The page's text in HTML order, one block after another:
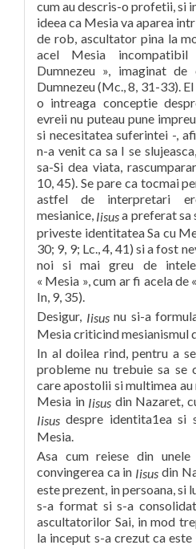
cum au descris-o profetii, si
ideea ca Mesia va aparea
de rob, ascultator pina la
acel Mesia
Dumnezeu », imaginat
Dumnezeu (Mc., 8, 31-33).
o intreaga conceptie
evreii nu puteau pune
si necesitatea suferintei -,
n-a venit ca sa I se
sa-Si dea viata,
10, 45). Se pare ca tocmai
astfel de interpretari
mesianice, Iisusa preferat sa
priveste identitatea Sa cu
30; 9, 9; Lc., 4, 41) si a fost
noi si mai greu de
« Mesia », cum ar fi acela de
In, 9, 35).
Desigur, Iisusnu si-a
Mesia criticind mesianismul
In al doilea rind, pentru a
probleme nu trebuie sa se
care apostolii si multimea
Mesia in Iisus din Nazaret,
Iisusdespre identita1ea si
Mesia.
Asa cum reiese din unele
convingerea ca in Iisus din
este prezent, in persoana, si
s-a format si s-a
ascultatorilor Sai, in mod
la inceput s-a crezut ca